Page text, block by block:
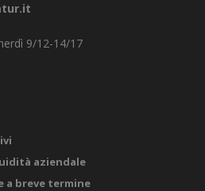
9/12-14/17
aziendale
a breve termine